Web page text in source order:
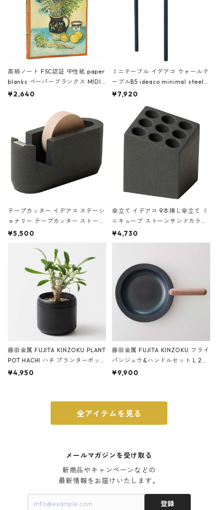
高級ノート FSC認証 中性紙 paper
blanks ペーパーブランクス MIDI
ハードカバー 罫線 ヴァン・ゴッホ
¥2,640
ミニテーブル イデアコ ウォールテ
ーブルB5 ideaco minimal steel f
urniture WALL Table B5 ネイビー
¥7,920
テープカッター イデアコ ステーシ
ョナリー テープカッター ストーン
サンドカラー 石調 ideaco Station
¥5,500
傘立て イデアコ 9本挿し傘立て ミ
ニキューブ ストーンサンドカラー
石調 ideaco Umbrella Stand CUB
E ストーンサンドブラック
¥4,730
藤田金属 FUJITA KINZOKU PLANT
POT HACHI ハチ プランターポッ
ト 3号 ブラック
¥4,950
藤田金属 FUJITA KINZOKU フライ
パンジュウ&ハンドルセット L 24c
m ガス火・IH対応 鉄フライパン
¥9,900
全アイテムを見る
メールマガジンを受け取る
新商品やキャンペーンなどの
最新情報をお届けいたします。
登録